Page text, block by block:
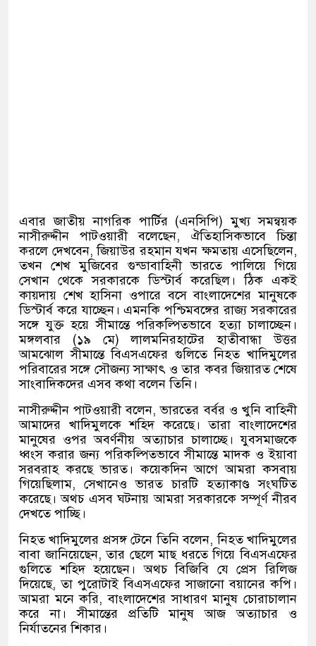
এবার জাতীয় নাগরিক পার্টির(এনসিপি)মুখ্য সমন্বয়ক
নাসীরুদ্দীন পাটওয়ারী বলেছেন, ঐতিহাসিকভাবে চিন্তা
করলে দেখবেন,জিয়াউর রহমান যখন ক্ষমতায় এসেছিলেন,
তখন শেখ মুজিবের গুন্ডাবাহিনী ভারতে পালিয়ে গিয়ে
সেখান থেকে সরকারকে ডিস্টার্ব করেছিল। ঠিক একই
কায়দায় শেখ হাসিনা ওপারে বসে বাংলাদেশের মানুষকে
ডিস্টার্ব করে যাচ্ছেন। এমনকি পশ্চিমবঙ্গের রাজ্য সরকারের
সঙ্গে যুক্ত হয়ে সীমান্তে পরিকল্পিতভাবে হত্যা চালাচ্ছেন।
মঙ্গলবার (১৯ মে) লালমনিরহাটের হাতীবান্ধা উত্তর
আমঝোল সীমান্তে বিএসএফের গুলিতে নিহত খাদিমুলের
পরিবারের সঙ্গে সৌজন্য সাক্ষাৎ ও তার কবর জিয়ারত শেষে
সাংবাদিকদের এসব কথা বলেন তিনি।
নাসীরুদ্দীন পাটওয়ারী বলেন,ভারতের বর্বর ও খুনি বাহিনী
আমাদের খাদিমুলকে শহিদ করেছে। তারা বাংলাদেশের
মানুষের ওপর অবর্ণনীয় অত্যাচার চালাচ্ছে। যুবসমাজকে
ধ্বংস করার জন্য পরিকল্পিতভাবে সীমান্তে মাদক ও ইয়াবা
সরবরাহ করছে ভারত। কয়েকদিন আগে আমরা কসবায়
গিয়েছিলাম, সেখানেও ভারত চারটি হত্যাকাণ্ড সংঘটিত
করেছে। অথচ এসব ঘটনায় আমরা সরকারকে সম্পূর্ণ নীরব
দেখতে পাচ্ছি।
নিহত খাদিমুলের প্রসঙ্গ টেনে তিনি বলেন,নিহত খাদিমুলের
বাবা জানিয়েছেন,তার ছেলে মাছ ধরতে গিয়ে বিএসএফের
গুলিতে শহিদ হয়েছেন। অথচ বিজিবি যে প্রেস রিলিজ
দিয়েছে,তা পুরোটাই বিএসএফের সাজানো বয়ানের কপি।
আমরা মনে করি,বাংলাদেশের সাধারণ মানুষ চোরাচালান
করে না। সীমান্তের প্রতিটি মানুষ আজ অত্যাচার ও
নির্যাতনের শিকার।